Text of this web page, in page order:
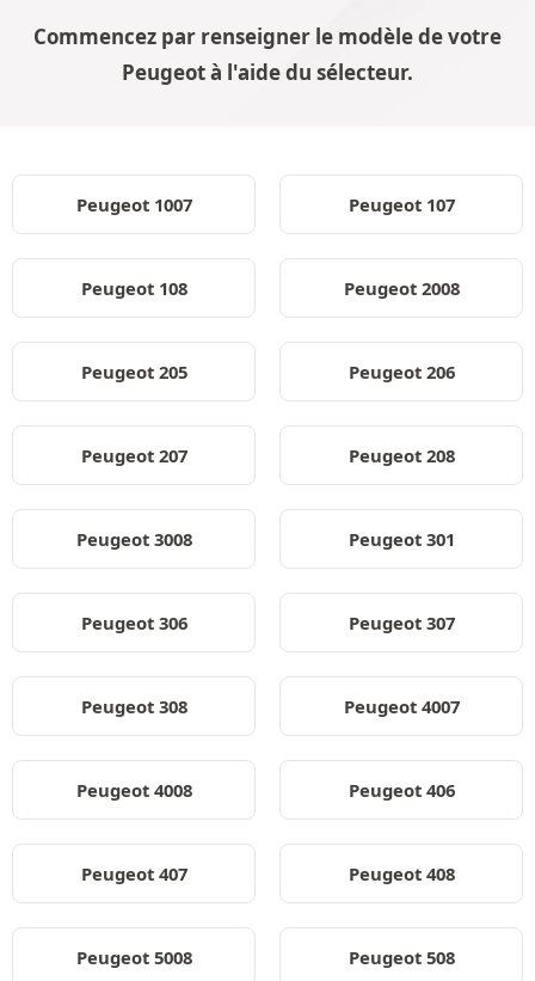
Commencez par renseigner le modèle de votre
Peugeot à l'aide du sélecteur.
Peugeot 1007 Peugeot 107
Peugeot 108 Peugeot 2008
Peugeot 205 Peugeot 206
Peugeot 207 Peugeot 208
Peugeot 3008 Peugeot 301
Peugeot 306 Peugeot 307
Peugeot 308 Peugeot 4007
Peugeot 4008 Peugeot 406
Peugeot 407 Peugeot 408
Peugeot 5008 Peugeot 508